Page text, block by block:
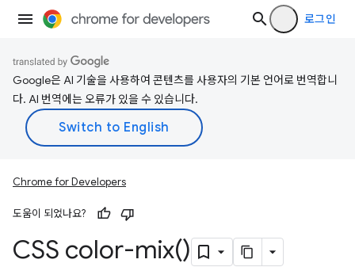
로그인
Google은 AI 기술을 사용하여 콘텐츠를 사용자의 기본 언어로 번역합니
다. AI 번역에는 오류가 있을 수 있습니다.
Chrome for Developers
도움이 되었나요?
CSS color-mix()